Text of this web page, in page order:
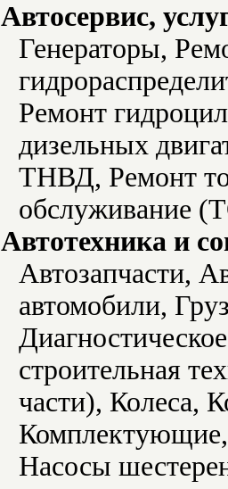
Автосервис,
Генераторы,
Ремонт
дизельных
ТНВД, Ремонт
обслуживание
Автотехника и
Автозапчасти,
автомобили,
строительная
части), Колeса,
Насосы